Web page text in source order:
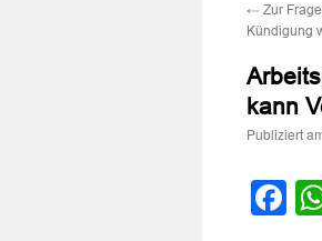
springen
← Zur
Kündigung
kann
Publiziert